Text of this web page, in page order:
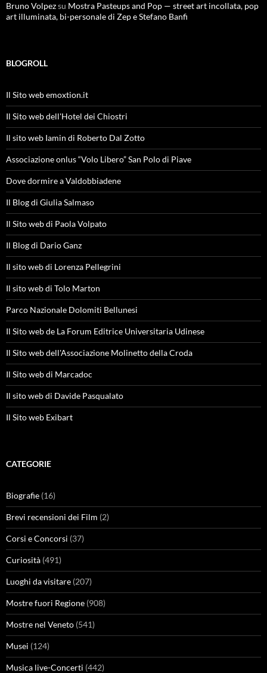
Bruno Volpezsu Mostra Pasteups and Pop — street art incollata, pop
art illuminata, bi-personale di Zep e Stefano Banfi
BLOGROLL
Il Sito web emoxtion.it
Il Sito web dell'Hotel dei Chiostri
Il sito web Iamin di Roberto Dal Zotto
Associazione onlus “Volo Libero” San Polo di Piave
Dove dormire a Valdobbiadene
Il Blog di Giulia Salmaso
Il Sito web di Paola Volpato
Il Blog di Dario Ganz
Il sito web di Lorenza Pellegrini
Il sito web di Tolo Marton
Parco Nazionale Dolomiti Bellunesi
Il Sito web de La Forum Editrice Universitaria Udinese
Il Sito web dell'Associazione Molinetto della Croda
Il Sito web di Marcadoc
Il sito web di Davide Pasqualato
Il Sito web Exibart
CATEGORIE
Biografie (16)
Brevi recensioni dei Film (2)
Corsi e Concorsi (37)
Curiosità (491)
Luoghi da visitare (207)
Mostre fuori Regione (908)
Mostre nel Veneto (541)
Musei (124)
Musica live-Concerti (442)